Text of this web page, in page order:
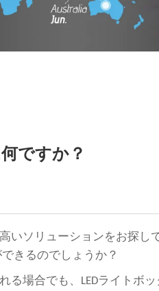
ですか？
ソリューションをお探し
きるのでしょうか？
場合でも、LEDライトボ